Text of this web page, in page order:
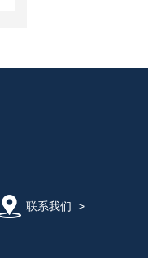
联系我们 >